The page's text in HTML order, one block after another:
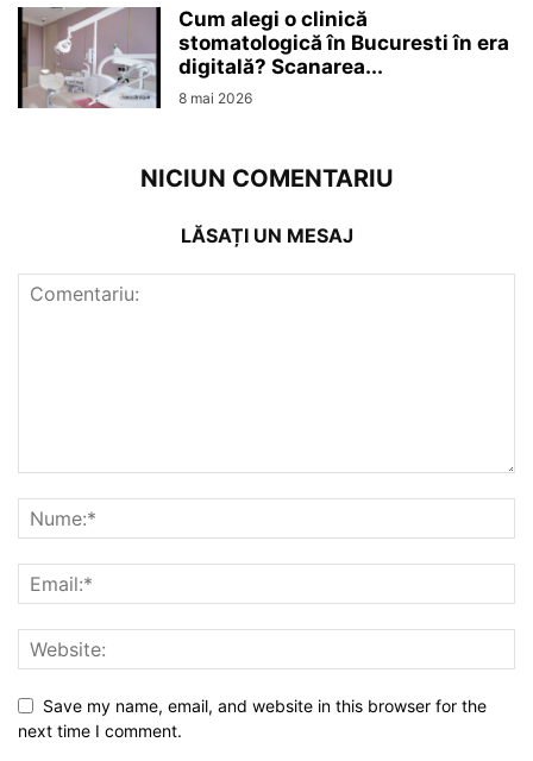
Cum alegi o clinică
stomatologică în Bucuresti în era
digitală? Scanarea...
8 mai 2026
NICIUN COMENTARIU
LĂSAȚI UN MESAJ
Save my name, email, and website in this browser for the
next time I comment.